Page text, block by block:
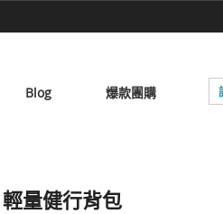
Blog 爆款團購
量健行背包